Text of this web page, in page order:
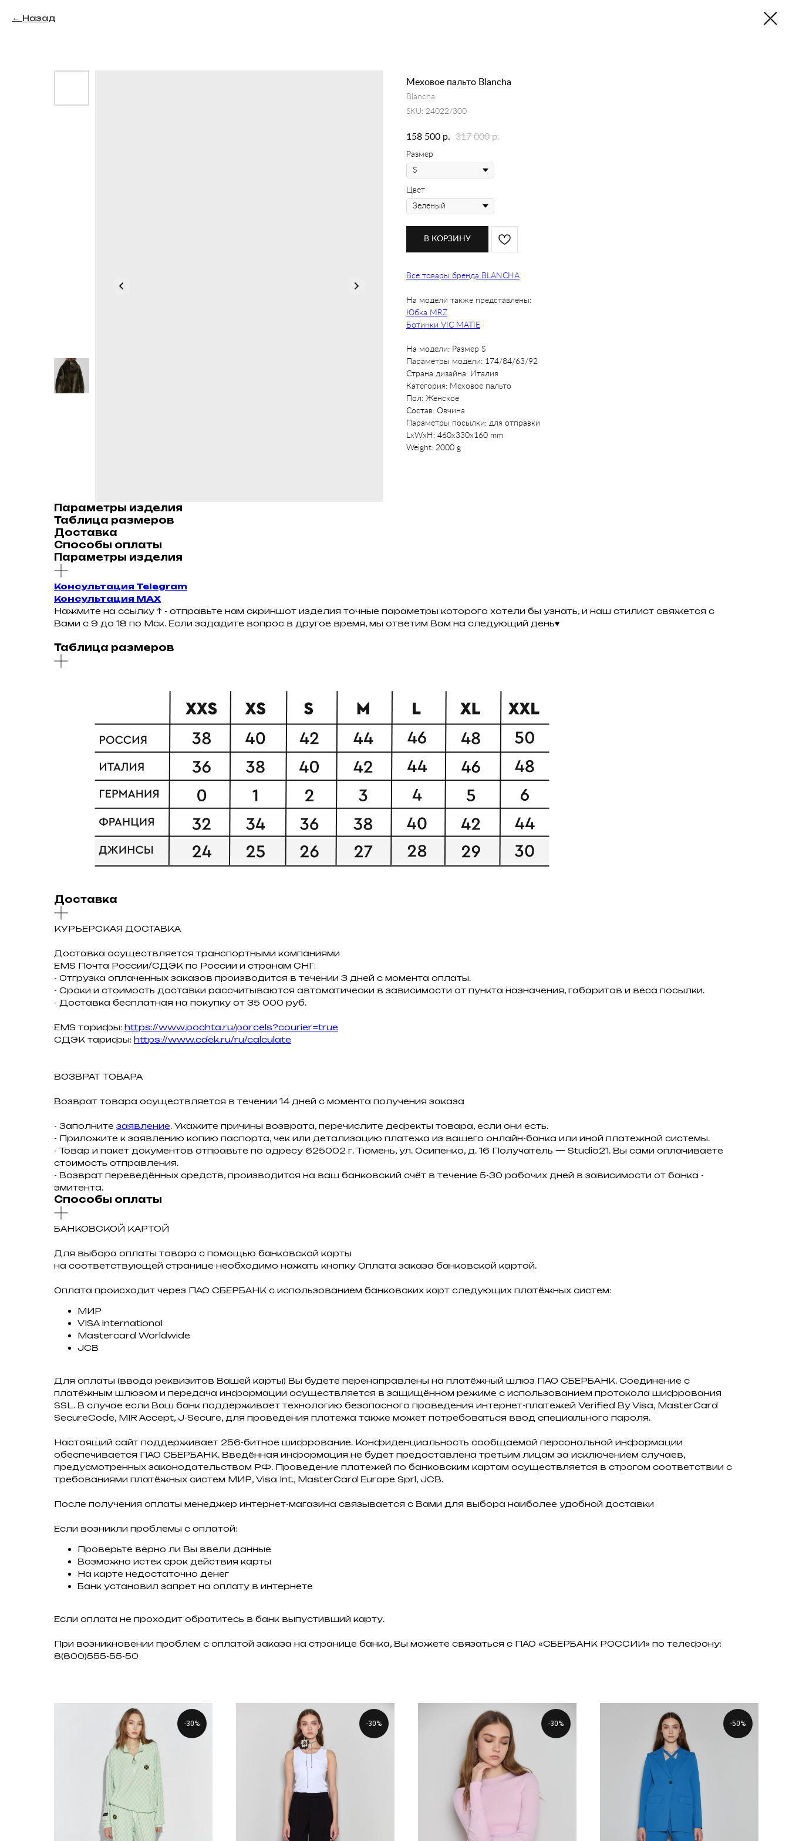
Назад
Меховое пальто Blancha
Blancha
SKU: 24022/300
158 500 р. 317 000 р.
Размер
Цвет
В КОРЗИНУ
Все товары бренда BLANCHA
На модели также представлены:
Юбка MRZ
Ботинки VIC MATIE
На модели: Размер S
Параметры модели: 174/84/63/92
Страна дизайна: Италия
Категория: Меховое пальто
Пол: Женское
Состав: Овчина
Параметры посылки: для отправки
LxWxH: 460x330x160 mm
Weight: 2000 g
Параметры изделия
Таблица размеров
Доставка
Способы оплаты
Параметры изделия
Консультация Telegram
Консультация MAX
Нажмите на ссылку ↑ - отправьте нам скриншот изделия точные параметры которого хотели бы узнать, и наш стилист свяжется с
Вами с 9 до 18 по Мск. Если зададите вопрос в другое время, мы ответим Вам на следующий день♥
Таблица размеров
Доставка
КУРЬЕРСКАЯ ДОСТАВКА
Доставка осуществляется транспортными компаниями
ЕMS Почта России/СДЭК по России и странам СНГ:
- Отгрузка оплаченных заказов производится в течении 3 дней с момента оплаты.
- Сроки и стоимость доставки рассчитываются автоматически в зависимости от пункта назначения, габаритов и веса посылки.
- Доставка бесплатная на покупку от 35 000 руб.
EMS тарифы: https://www.pochta.ru/parcels?courier=true
СДЭК тарифы: https://www.cdek.ru/ru/calculate
ВОЗВРАТ ТОВАРА
Возврат товара осуществляется в течении 14 дней с момента получения заказа
- Заполните заявление. Укажите причины возврата, перечислите дефекты товара, если они есть.
- Приложите к заявлению копию паспорта, чек или детализацию платежа из вашего онлайн-банка или иной платежной системы.
- Товар и пакет документов отправьте по адресу 625002 г. Тюмень, ул. Осипенко, д. 16 Получатель — Studio21. Вы сами оплачиваете
стоимость отправления.
- Возврат переведённых средств, производится на ваш банковский счёт в течение 5-30 рабочих дней в зависимости от банка -
эмитента.
Способы оплаты
БАНКОВСКОЙ КАРТОЙ
Для выбора оплаты товара с помощью банковской карты
на соответствующей странице необходимо нажать кнопку Оплата заказа банковской картой.
Оплата происходит через ПАО СБЕРБАНК с использованием банковских карт следующих платёжных систем:
МИР
VISA International
Mastercard Worldwide
JCB
Для оплаты (ввода реквизитов Вашей карты) Вы будете перенаправлены на платёжный шлюз ПАО СБЕРБАНК. Соединение с
платёжным шлюзом и передача информации осуществляется в защищённом режиме с использованием протокола шифрования
SSL. В случае если Ваш банк поддерживает технологию безопасного проведения интернет-платежей Verified By Visa, MasterCard
SecureCode, MIR Accept, J-Secure, для проведения платежа также может потребоваться ввод специального пароля.
Настоящий сайт поддерживает 256-битное шифрование. Конфиденциальность сообщаемой персональной информации
обеспечивается ПАО СБЕРБАНК. Введённая информация не будет предоставлена третьим лицам за исключением случаев,
предусмотренных законодательством РФ. Проведение платежей по банковским картам осуществляется в строгом соответствии с
требованиями платёжных систем МИР, Visa Int., MasterCard Europe Sprl, JCB.
После получения оплаты менеджер интернет-магазина связывается с Вами для выбора наиболее удобной доставки
Если возникли проблемы с оплатой:
Проверьте верно ли Вы ввели данные
Возможно истек срок действия карты
На карте недостаточно денег
Банк установил запрет на оплату в интернете
Если оплата не проходит обратитесь в банк выпустивший карту.
При возникновении проблем с оплатой заказа на странице банка, Вы можете связаться с ПАО «СБЕРБАНК РОССИИ» по телефону:
8(800)555-55-50
-30% -30% -30% -50%